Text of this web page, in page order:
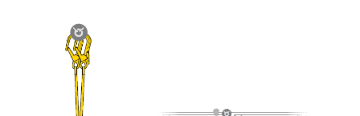
Nous donnons des exemples de techniques
liées à votre activité. Il peut en exister d’autres
que nous ne décrivons pas ici.